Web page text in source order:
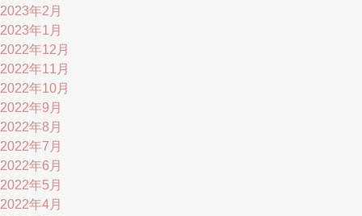
2023年2月
2023年1月
2022年12月
2022年11月
2022年10月
2022年9月
2022年8月
2022年7月
2022年6月
2022年5月
2022年4月